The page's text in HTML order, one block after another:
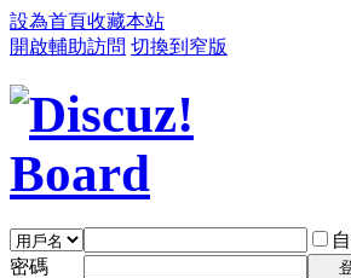
設為首頁收藏本站
開啟輔助訪問 切換到窄版
密碼